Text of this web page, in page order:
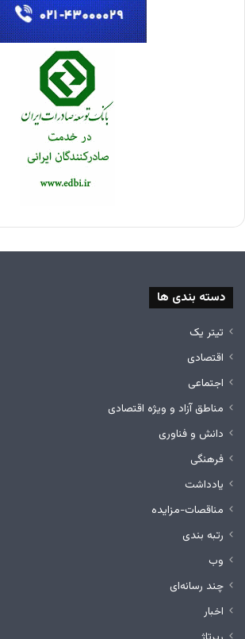
دسته بندی ها
تیتر یک
اقتصادی
اجتماعی
مناطق آزاد و ویژه اقتصادی
دانش و فناوری
فرهنگی
یادداشت
مناقصات-مزایده
رتبه بندی
وب
چند رسانه‌ای
اخبار